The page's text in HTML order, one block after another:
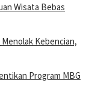
Wisata Bebas
Kebencian,
Program MBG